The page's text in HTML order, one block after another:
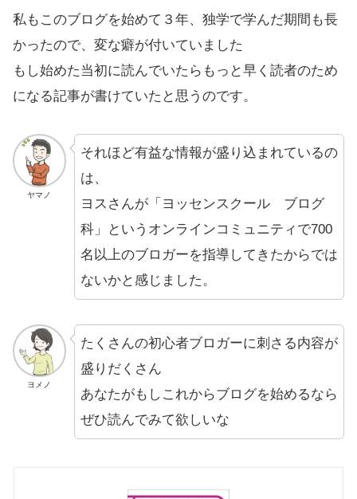
私もこのブログを始めて３年、独学で学んだ期間も長
かったので、変な癖が付いていました
もし始めた当初に読んでいたらもっと早く読者のため
になる記事が書けていたと思うのです。
ヤマノ
それほど有益な情報が盛り込まれているの
は、
ヨスさんが「ヨッセンスクール ブログ
科」というオンラインコミュニティで700
名以上のブロガーを指導してきたからでは
ないかと感じました。
ヨメノ
たくさんの初心者ブロガーに刺さる内容が
盛りだくさん
あなたがもしこれからブログを始めるなら
ぜひ読んでみて欲しいな